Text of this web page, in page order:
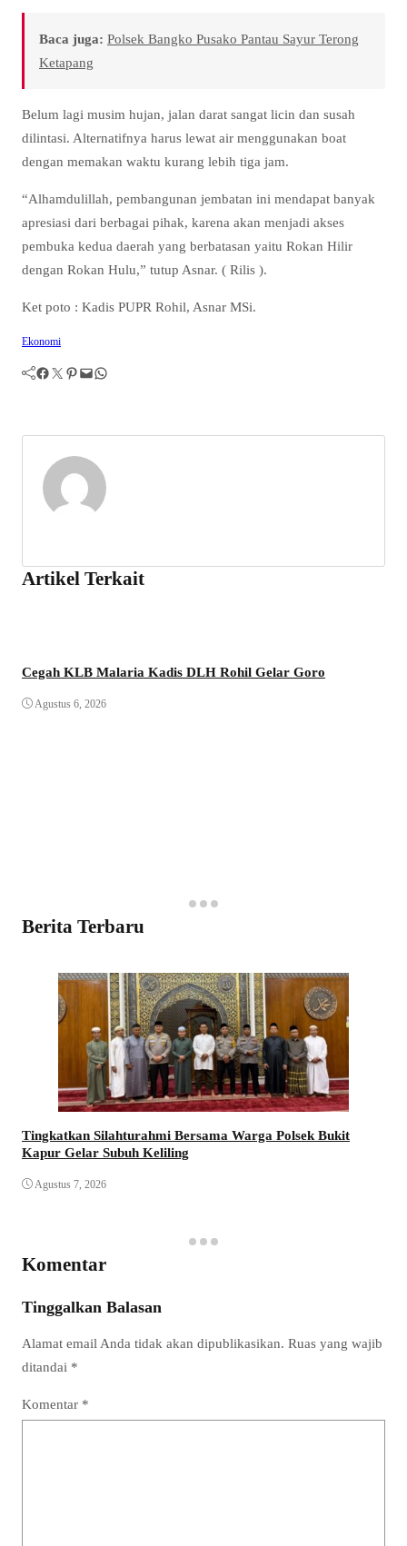
Baca juga: Polsek Bangko Pusako Pantau Sayur Terong
Ketapang
Belum lagi musim hujan, jalan darat sangat licin dan susah
dilintasi. Alternatifnya harus lewat air menggunakan boat
dengan memakan waktu kurang lebih tiga jam.
“Alhamdulillah, pembangunan jembatan ini mendapat banyak
apresiasi dari berbagai pihak, karena akan menjadi akses
pembuka kedua daerah yang berbatasan yaitu Rokan Hilir
dengan Rokan Hulu,” tutup Asnar. ( Rilis ).
Ket poto : Kadis PUPR Rohil, Asnar MSi.
Ekonomi
Facebook Twitter Pinterest Mail WhatsApp
Artikel Terkait
Cegah KLB Malaria Kadis DLH Rohil Gelar Goro
Agustus 6, 2026
Berita Terbaru
Tingkatkan Silahturahmi Bersama Warga Polsek Bukit
Kapur Gelar Subuh Keliling
Agustus 7, 2026
Komentar
Tinggalkan Balasan
Alamat email Anda tidak akan dipublikasikan. Ruas yang wajib
ditandai *
Komentar *